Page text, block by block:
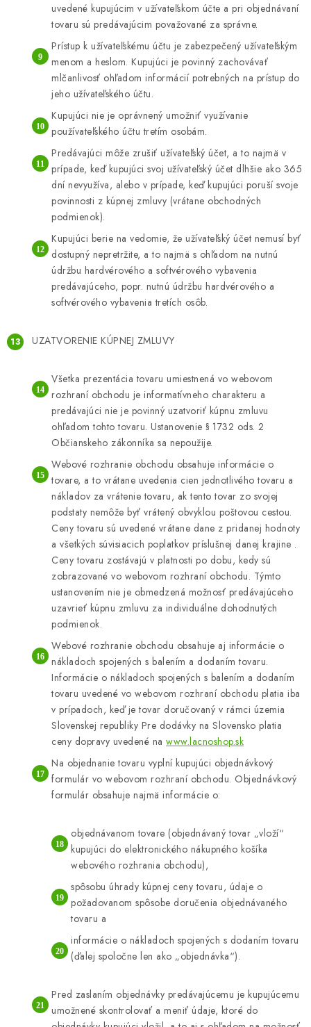
uvedené kupujúcim v užívateľskom účte a pri objednávaní
tovaru sú predávajúcim považované za správne.
Prístup k užívateľskému účtu je zabezpečený užívateľským
menom a heslom. Kupujúci je povinný zachovávať
mlčanlivosť ohľadom informácií potrebných na prístup do
jeho užívateľského účtu.
Kupujúci nie je oprávnený umožniť využívanie
používateľského účtu tretím osobám.
Predávajúci môže zrušiť užívateľský účet, a to najmä v
prípade, keď kupujúci svoj užívateľský účet dlhšie ako 365
dní nevyužíva, alebo v prípade, keď kupujúci poruší svoje
povinnosti z kúpnej zmluvy (vrátane obchodných
podmienok).
Kupujúci berie na vedomie, že užívateľský účet nemusí byť
dostupný nepretržite, a to najmä s ohľadom na nutnú
údržbu hardvérového a softvérového vybavenia
predávajúceho, popr. nutnú údržbu hardvérového a
softvérového vybavenia tretích osôb.
UZATVORENIE KÚPNEJ ZMLUVY
Všetka prezentácia tovaru umiestnená vo webovom
rozhraní obchodu je informatívneho charakteru a
predávajúci nie je povinný uzatvoriť kúpnu zmluvu
ohľadom tohto tovaru. Ustanovenie § 1732 ods. 2
Občianskeho zákonníka sa nepoužije.
Webové rozhranie obchodu obsahuje informácie o
tovare, a to vrátane uvedenia cien jednotlivého tovaru a
nákladov za vrátenie tovaru, ak tento tovar zo svojej
podstaty nemôže byť vrátený obvyklou poštovou cestou.
Ceny tovaru sú uvedené vrátane dane z pridanej hodnoty
a všetkých súvisiacich poplatkov príslušnej danej krajine .
Ceny tovaru zostávajú v platnosti po dobu, kedy sú
zobrazované vo webovom rozhraní obchodu. Týmto
ustanovením nie je obmedzená možnosť predávajúceho
uzavrieť kúpnu zmluvu za individuálne dohodnutých
podmienok.
Webové rozhranie obchodu obsahuje aj informácie o
nákladoch spojených s balením a dodaním tovaru.
Informácie o nákladoch spojených s balením a dodaním
tovaru uvedené vo webovom rozhraní obchodu platia iba
v prípadoch, keď je tovar doručovaný v rámci územia
Slovenskej republiky Pre dodávky na Slovensko platia
ceny dopravy uvedené na www.lacnoshop.sk
Na objednanie tovaru vyplní kupujúci objednávkový
formulár vo webovom rozhraní obchodu. Objednávkový
formulár obsahuje najmä informácie o:
objednávanom tovare (objednávaný tovar „vloží“
kupujúci do elektronického nákupného košíka
webového rozhrania obchodu),
spôsobu úhrady kúpnej ceny tovaru, údaje o
požadovanom spôsobe doručenia objednávaného
tovaru a
informácie o nákladoch spojených s dodaním tovaru
(ďalej spoločne len ako „objednávka“).
Pred zaslaním objednávky predávajúcemu je kupujúcemu
umožnené skontrolovať a meniť údaje, ktoré do